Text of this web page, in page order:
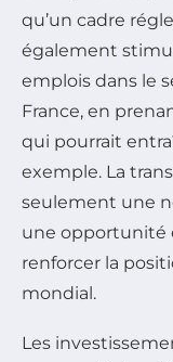
qu’un cadre
également
emplois dans le
France, en
qui pourrait
exemple. La
seulement une
une opportunité
renforcer la
mondial.
Les